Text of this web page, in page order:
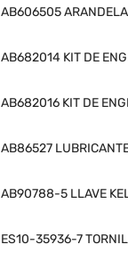
AB606505
AB682014 KIT DE
AB682016 KIT DE
AB86527
AB90788-5 LLAVE
ES10-35936-7